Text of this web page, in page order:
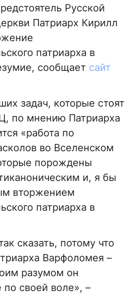
Русской
Патриарх Кирилл
патриарха в
сообщает сайт
задач, которые стоят
по мнению Патриарха
«работа по
во Вселенском
порождены
и, я бы
вторжением
патриарха в
сказать, потому что
Варфоломея –
разумом он
по своей воле», –